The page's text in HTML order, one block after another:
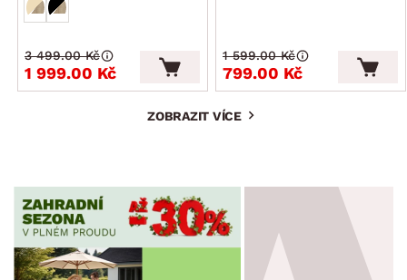
1 999.00 Kč
3 499.00 Kč
799.00 Kč
1 599.00 Kč
ZOBRAZIT VÍCE